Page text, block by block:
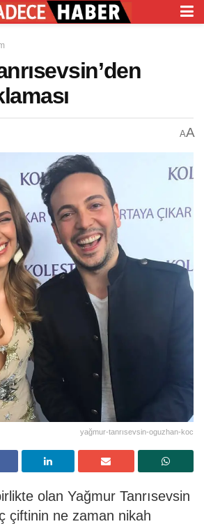
AA
yağmur-tanrısevsin-oguzhan-koc
olan Yağmur Tanrısevsin
çiftinin ne zaman nikah